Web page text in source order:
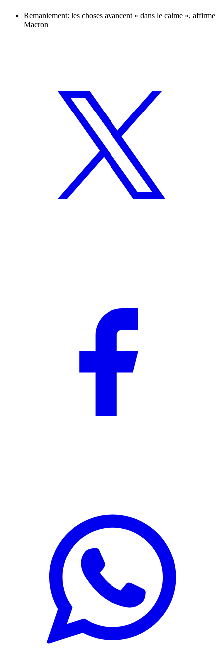
Remaniement: les choses avancent « dans le calme », affirme
Macron